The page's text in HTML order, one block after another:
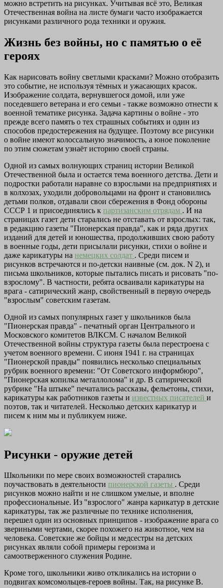
можно встретить на рисунках. Учитывая всё это, Великая
Отечественная война на листе бумаги часто изображается
рисунками различного рода техники и оружия.
Жизнь без войны, но с памятью о её
героях
Как нарисовать войну светлыми красками? Можно отобразить
это событие, не используя тёмных и ужасающих красок.
Изображение солдата, вернувшегося домой, или уже
поседевшего ветерана и его семьи - также возможно отнести к
военной тематике рисунка. Задача картины о войне - это
прежде всего память о тех страшных событиях и один из
способов предостережения на будущее. Поэтому все рисунки
о войне имеют колоссальную значимость, а юное поколение
по этим сюжетам узнаёт историю своей страны.
Одной из самых волнующих страниц истории Великой
Отечественной была и остается тема военного детства. Дети и
подростки работали наравне со взрослыми на предприятиях и
в колхозах, уходили добровольцами на фронт и становились
детьми полков, отдавали свои сбережения в Фонд обороны
СССР 1 и присоединялись к партизанским отрядам . И на
страницах газет дети старались не отставать от взрослых: так,
в редакцию газеты "Пионерская правда", как и ряда других
изданий для детей и юношества, продолживших свою работу
в военные годы, дети присылали рисунки, стихи о войне и
даже карикатуры на немецких солдат . Среди писем и
рисунков встречаются и по-детски наивные (см. док. N 2), и
письма школьников, которые пытались писать и рисовать "по-
взрослому". В частности, ребята осваивали карикатуры на
врага - сатирический жанр, свойственный в первую очередь
"взрослым" советским газетам.
Одной из самых популярных газет у школьников была
"Пионерская правда" - печатный орган Центрального и
Московского комитетов ВЛКСМ. С началом Великой
Отечественной войны структура газеты была перестроена с
учетом военного времени. С июня 1941 г. на страницах
"Пионерской правды" появились несколько специальных
рубрик военного времени: "От Советского информбюро",
"Пионерская копилка металлолома" и др. В сатирической
рубрике "На штыке" печатались рассказы, фельетоны, стихи,
карикатуры как работников газеты и известных писателей и
поэтов, так и читателей. Несколько детских карикатур и
писем к ним мы и публикуем ниже.
Рисунки - оружие детей
Школьники по мере своих возможностей старались
поучаствовать в деятельности пионерской газеты . Среди
рисунков можно найти и не слишком умелые, и вполне
профессиональные. Из "взрослого" жанра карикатур в детские
карикатуры, так же различные по технике исполнения,
перешел один из основных принципов - изображение врага со
звериными чертами, скорее похожего на животное, чем на
человека. Советские же бойцы и медсестры на детских
рисунках являли собой примеры героизма и
самоотверженного служения Родине.
Кроме того, школьники живо откликались на истории о
подвигах комсомольцев-героев войны. Так, на рисунке В.